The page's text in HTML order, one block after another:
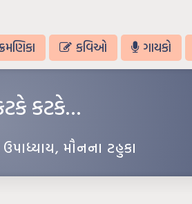
કવિઓ ગાયકો
કટકે…
, મૌનના ટહુકા